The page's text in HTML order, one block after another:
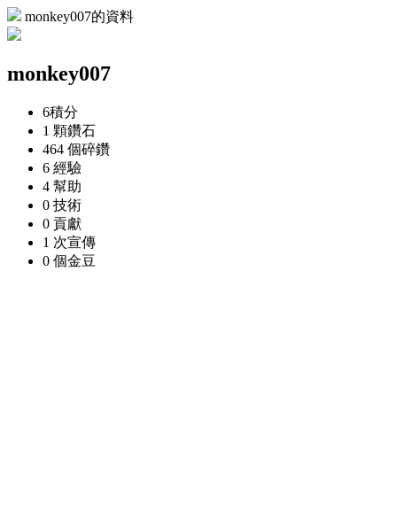
monkey007的資料
monkey007
6積分
1 顆鑽石
464 個碎鑽
6 經驗
4 幫助
0 技術
0 貢獻
1 次宣傳
0 個金豆